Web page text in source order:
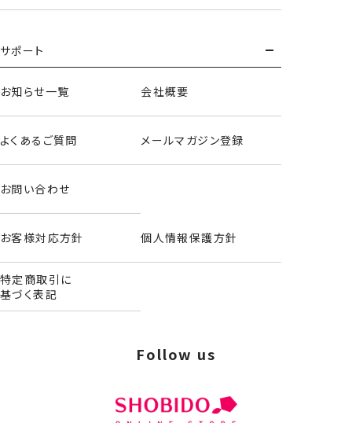
サポート
お知らせ一覧 会社概要
よくあるご質問 メールマガジン登録
お問い合わせ
お客様対応方針 個人情報保護方針
特定商取引に
基づく表記
Follow us